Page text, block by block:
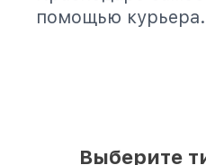
помощью курьера.
Выберите